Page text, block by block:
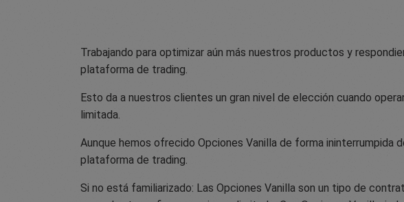
Trabajando para optimizar aún más nuestros productos y
plataforma de trading.
Esto da a nuestros clientes un gran nivel de elección cuando
limitada.
Aunque hemos ofrecido Opciones Vanilla de forma ininterrumpida
plataforma de trading.
Si no está familiarizado: Las Opciones Vanilla son un tipo de